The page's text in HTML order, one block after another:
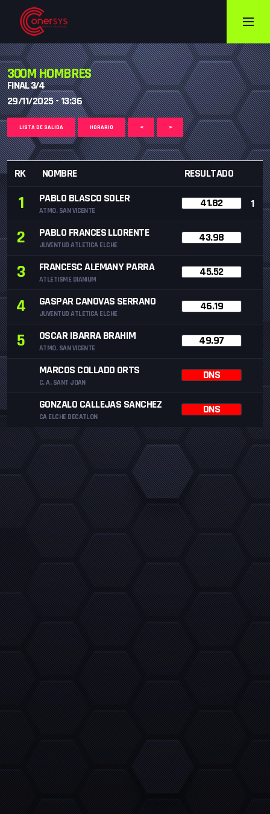
300M HOMBRES
FINAL 3/4
29/11/2025 - 13:36
LISTA DE SALIDA HORARIO < >
RK NOMBRE RESULTADO
1 PABLO BLASCO SOLER
ATMO. SAN VICENTE
41.82 1
2 PABLO FRANCES LLORENTE
JUVENTUD ATLETICA ELCHE
43.98
3 FRANCESC ALEMANY PARRA
ATLETISME DIANIUM
45.52
4 GASPAR CANOVAS SERRANO
JUVENTUD ATLETICA ELCHE
46.19
5 OSCAR IBARRA BRAHIM
ATMO. SAN VICENTE
49.97
MARCOS COLLADO ORTS
C. A. SANT JOAN
DNS
GONZALO CALLEJAS SANCHEZ
CA ELCHE DECATLON
DNS